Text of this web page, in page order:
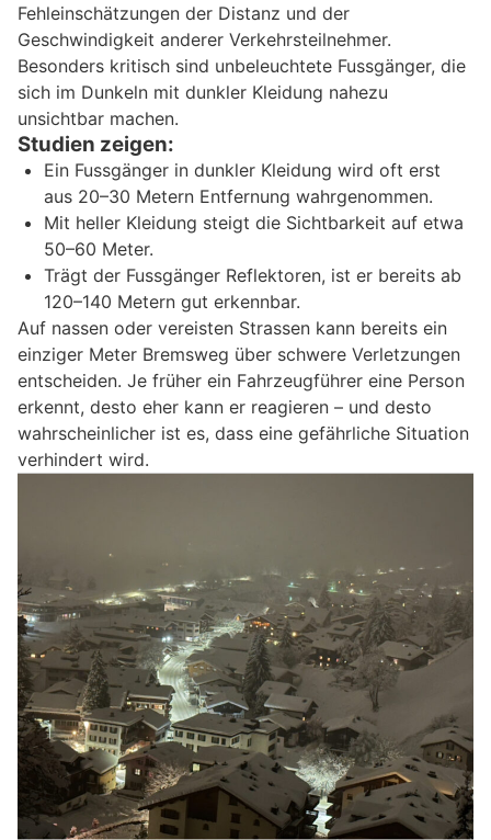
Fehleinschätzungen der Distanz und der
Geschwindigkeit anderer Verkehrsteilnehmer.
Besonders kritisch sind unbeleuchtete Fussgänger, die
sich im Dunkeln mit dunkler Kleidung nahezu
unsichtbar machen.
Studien zeigen:
Ein Fussgänger in dunkler Kleidung wird oft erst
aus 20–30 Metern Entfernung wahrgenommen.
Mit heller Kleidung steigt die Sichtbarkeit auf etwa
50–60 Meter.
Trägt der Fussgänger Reflektoren, ist er bereits ab
120–140 Metern gut erkennbar.
Auf nassen oder vereisten Strassen kann bereits ein
einziger Meter Bremsweg über schwere Verletzungen
entscheiden. Je früher ein Fahrzeugführer eine Person
erkennt, desto eher kann er reagieren – und desto
wahrscheinlicher ist es, dass eine gefährliche Situation
verhindert wird.